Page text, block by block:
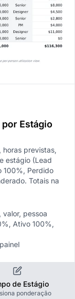
Estágio
horas previstas,
estágio (Lead
100%, Perdido
Totais na
pessoa
Ativo 100%,
de Estágio
ponderação